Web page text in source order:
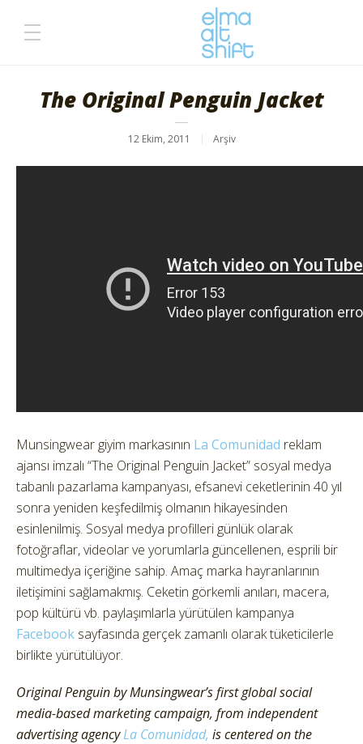
The Original Penguin Jacket
12 Ekim, 2011 Arşiv
Munsingwear giyim markasının La Comunidad reklam
ajansı imzalı “The Original Penguin Jacket” sosyal medya
tabanlı pazarlama kampanyası, efsanevi ceketlerinin 40 yıl
sonra yeniden keşfedilmiş olmanın hikayesinden
esinlenilmiş. Sosyal medya profilleri günlük olarak
fotoğraflar, videolar ve yorumlarla güncellenen, esprili bir
multimedya içeriğine sahip. Amaç marka hayranlarının
iletişimini sağlamakmış. Ceketin görkemli anıları, macera,
pop kültürü vb. paylaşımlarla yürütülen kampanya
Facebook sayfasında gerçek zamanlı olarak tüketicilerle
birlikte yürütülüyor.
Original Penguin by Munsingwear’s first global social
media-based marketing campaign, from independent
advertising agencyLa Comunidad, is centered on the